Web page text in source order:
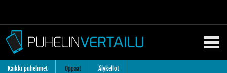
Kaikki puhelimet Oppaat Älykellot